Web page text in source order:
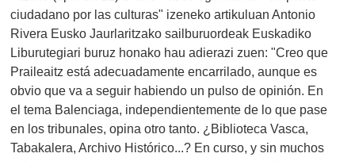
ciudadano por las culturas" izeneko artikuluan Antonio
Rivera Eusko Jaurlaritzako sailburuordeak Euskadiko
Liburutegiari buruz honako hau adierazi zuen: "Creo que
Praileaitz está adecuadamente encarrilado, aunque es
obvio que va a seguir habiendo un pulso de opinión. En
el tema Balenciaga, independientemente de lo que pase
en los tribunales, opina otro tanto. ¿Biblioteca Vasca,
Tabakalera, Archivo Histórico...? En curso, y sin muchos